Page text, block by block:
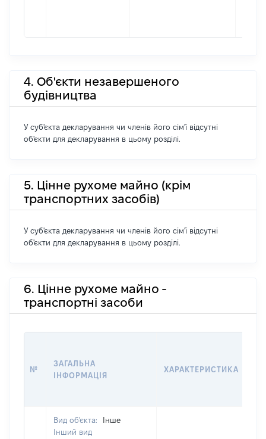
4. Об'єкти незавершеного
будівництва
У суб'єкта декларування чи членів його сім'ї відсутні
об'єкти для декларування в цьому розділі.
5. Цінне рухоме майно (крім
транспортних засобів)
У суб'єкта декларування чи членів його сім'ї відсутні
об'єкти для декларування в цьому розділі.
6. Цінне рухоме майно -
транспортні засоби
№
ЗАГАЛЬНА
ІНФОРМАЦІЯ
ХАРАКТЕРИСТИКА
Вид об'єкта:
Інше
Інший вид